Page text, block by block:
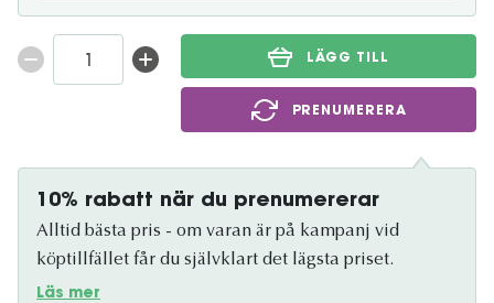
LÄGG TILL
PRENUMERERA
10% rabatt när du prenumererar
Alltid bästa pris - om varan är på kampanj vid
köptillfället får du självklart det lägsta priset.
Läs mer